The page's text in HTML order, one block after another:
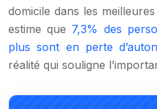
domicile dans les
estime que 7,3% des
plus sont en perte
réalité qui souligne